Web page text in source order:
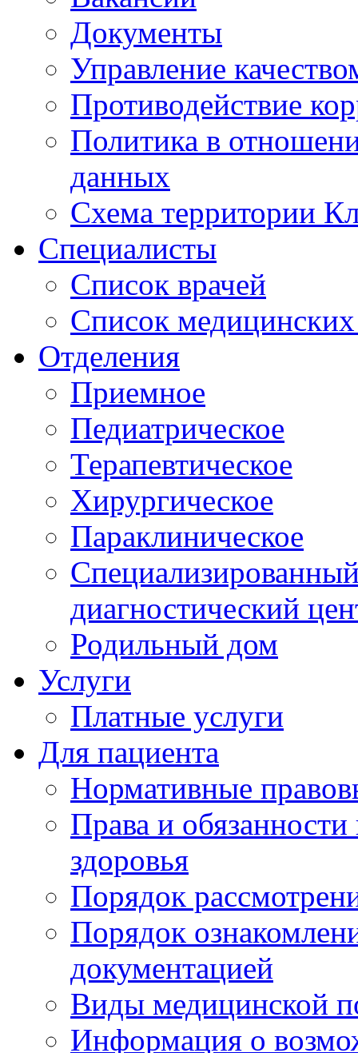
Документы
Управление
Противодействие
Политика в
данных
Схема территории
Специалисты
Список врачей
Список медицинских
Отделения
Приемное
Педиатрическое
Терапевтическое
Хирургическое
Параклиническое
диагностический
Родильный дом
Услуги
Платные услуги
Для пациента
Нормативные
Права и
здоровья
Порядок
Порядок
документацией
Виды медицинской
Информация о